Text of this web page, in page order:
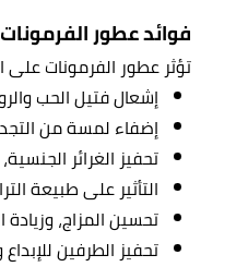
فوائد عطور
تؤثر عطور الفرمونات على
إشعال فتيل الحب
إضفاء لمسة من
تحفيز الغرائر
التأثير على طبيعة
تحسين المزاج، وزيادة
تحفيز الطرفين